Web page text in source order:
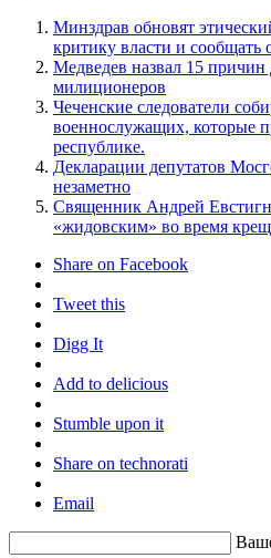
Минздрав обновят
критику власти и сообщать
Медведев назвал 15 причин
милиционеров
Чеченские следователи
военнослужащих, которые
республике.
Декларации депутатов
незаметно
Священник Андрей
«жидовским» во время
Share on Facebook
Tweet this
Digg It
Add to delicious
Stumble upon it
Share on technorati
Email